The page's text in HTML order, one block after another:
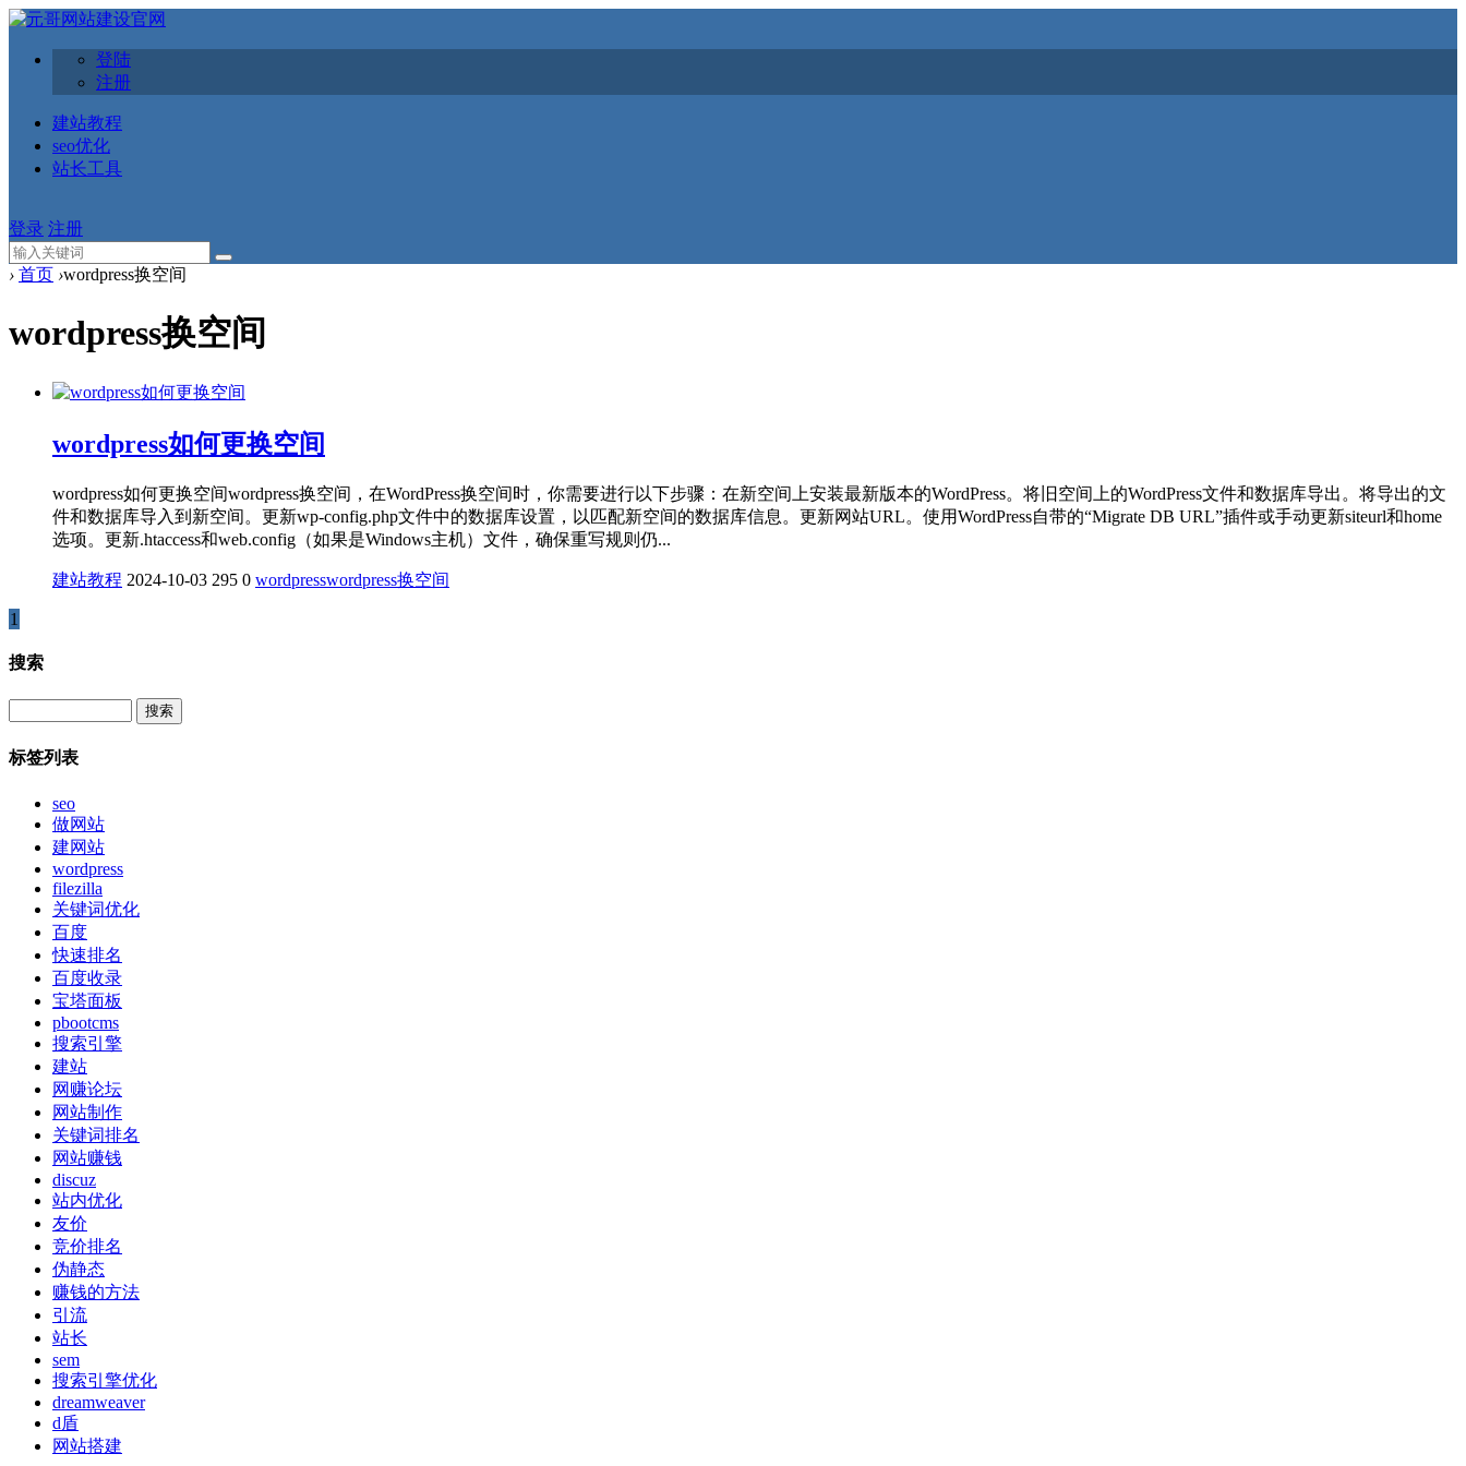
登陆
注册
建站教程
seo优化
站长工具
登录 注册
› 首页 ›wordpress换空间
wordpress换空间
wordpress如何更换空间
wordpress如何更换空间wordpress换空间，在WordPress换空间时，你需要进行以下步骤：在新空间上安装最新版本的WordPress。将旧空间上的WordPress文件和数据库导出。将导出的文
件和数据库导入到新空间。更新wp-config.php文件中的数据库设置，以匹配新空间的数据库信息。更新网站URL。使用WordPress自带的“Migrate DB URL”插件或手动更新siteurl和home
选项。更新.htaccess和web.config（如果是Windows主机）文件，确保重写规则仍...
建站教程 2024-10-03 295 0 wordpresswordpress换空间
1
搜索
标签列表
seo
做网站
建网站
wordpress
filezilla
关键词优化
百度
快速排名
百度收录
宝塔面板
pbootcms
搜索引擎
建站
网赚论坛
网站制作
关键词排名
网站赚钱
discuz
站内优化
友价
竞价排名
伪静态
赚钱的方法
引流
站长
sem
搜索引擎优化
dreamweaver
d盾
网站搭建